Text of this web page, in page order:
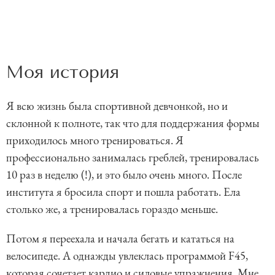
Моя история
Я всю жизнь была спортивной девчонкой, но и
склонной к полноте, так что для поддержания формы
приходилось много тренироваться. Я
профессионально занималась греблей, тренировалась
10 раз в неделю (!), и это было очень много. После
института я бросила спорт и пошла работать. Ела
столько же, а тренировалась гораздо меньше.
Потом я переехала и начала бегать и кататься на
велосипеде. А однажды увлеклась программой F45,